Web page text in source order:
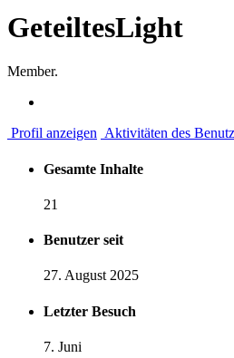
GeteiltesLight
Member.
Profil anzeigen Aktivitäten des
Gesamte Inhalte
21
Benutzer seit
27. August 2025
Letzter Besuch
7. Juni